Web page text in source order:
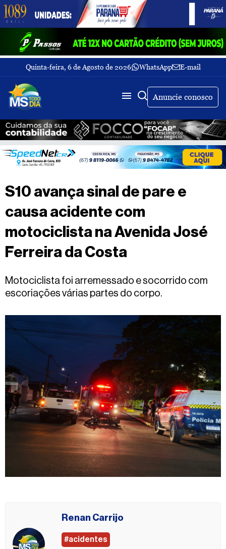
Quinta-feira, 6 de Agosto de 2026 WhatsApp E-mail
Fechar Menu
Últimas
notícias
Galeria
de
fotos
Sobre
Nós
TV
MS
dia
Fale
Anuncie conosco
Buscar
S10 avança sinal de pare e
causa acidente com
motociclista na Avenida José
Ferreira da Costa
Motociclista foi arremessado e socorrido com
escoriações várias partes do corpo.
Renan Carrijo
#acidentes